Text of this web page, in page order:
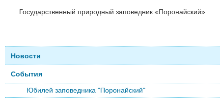
Государственный природный заповедник «Поронайский»
Новости
События
Юбилей заповедника "Поронайский"